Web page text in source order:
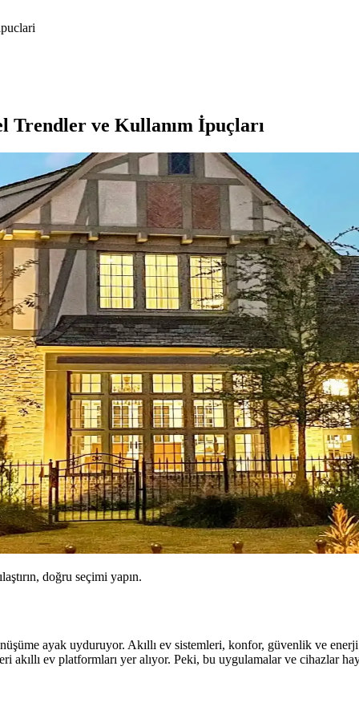
Trendler ve Kullanım İpuçları
doğru seçimi yapın.
ayak uyduruyor. Akıllı ev sistemleri, konfor, güvenlik ve
akıllı ev platformları yer alıyor. Peki, bu uygulamalar ve cihazlar